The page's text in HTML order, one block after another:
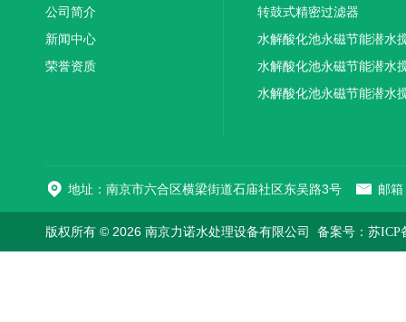
公司简介
新闻中心
荣誉资质
转鼓式精密过滤器
水解酸化池永磁节能潜水
机厂家供应
水解酸化池永磁节能潜水
机厂家直销
水解酸化池永磁节能潜水
地址：南京市六合区横梁街道石庙社区东吴路3号 邮
版权所有 © 2026 南京力诺水处理设备有限公司 备案号：苏ICP